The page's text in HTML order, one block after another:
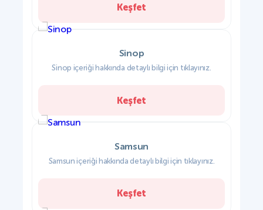
Keşfet
Sinop
Sinop içeriği hakkında detaylı bilgi için tıklayınız.
Keşfet
Samsun
Samsun içeriği hakkında detaylı bilgi için tıklayınız.
Keşfet